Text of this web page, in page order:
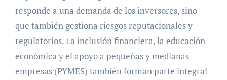
responde a una demanda de los inversores, sino
que también gestiona riesgos reputacionales y
regulatorios. La inclusión financiera, la educación
económica y el apoyo a pequeñas y medianas
empresas (PYMES) también forman parte integral